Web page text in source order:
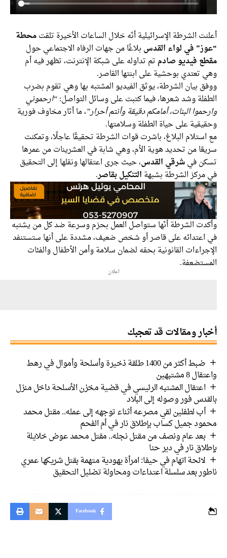
الشرطة الإسرائيلية أنّه خلال الساعات الأخيرة تلقت محطة
في لواء القدسبلاغًا من جهات الرفاه الاجتماعي حول
فيديو صادم تم تداوله على شبكة الإنترنت، تظهر فيه أم
تعتدي بوحشية على ابنتها القاصر.
بيان الشرطة، يوثق الفيديو المشتبه بها وهي تقوم بضرب
وشد شعرها، فيما كتبت على وسائل التواصل:“ارحموني
البنات، أمامكم دقيقة وأنتم أحرار”، ما أثار مخاوف فورية
على حياة الطفلة وسلامتها.
البلاغ، باشرت قوات الشرطة تحقيقًا عاجلًا، وتمكنت
من تحديد هوية الأم، وهي شابة في العشرينات من عمرها
فيشرقي القدس، حيث جرى اعتقالها ونقلها إلى التحقيق
الشرطة بشبهة التنكيل بقاصر.
الشرطة أنّها ستواصل العمل بحزم وسرعة ضد كل من يشتبه
على قاصر أو شخص ضعيف، مشددة على أنها ستستنفد
القانونية بحقه لضمان سلامة وأمن الأطفال والفئات
ومقالات قد تعجبك
ضبط أكثر من 1400 طلقة ذخيرة وأسلحة وأموال في رهط
مشتبهين
اعتقال المشتبه الرئيسي في قضية مخزن الأسلحة داخل منزل
فور وصوله إلى البلاد
أب لطفلين لقي مصرعه أثناء توجهه إلى عمله.. مقتل محمد
جميل كساب بإطلاق نار في أم الفحم
بعد عام ونصف من مقتل نجله.. مقتل محمد عوض خلايلة
نار في دير حنا
لائحة اتهام في حيفا: امرأة يهودية متهمة بقتل شريكها عمري
بعد سلسلة اعتداءات ومحاولة تضليل التحقيق
Facebook